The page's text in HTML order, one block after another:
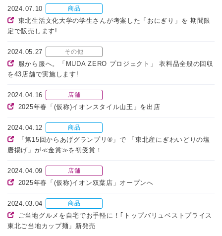
2024.07.10 商品
東北生活文化大学の学生さんが考案した「おにぎり」を 期間限
定で販売します!
2024.05.27 その他
服から服へ。「MUDA ZERO プロジェクト」 衣料品全般の回収
を43店舗で実施します!
2024.04.16 店舗
2025年春「(仮称)イオンスタイル山王」を出店
2024.04.12 商品
「第15回からあげグランプリ®」で 「東北産にぎわいどりの塩
唐揚げ」が≪金賞≫を初受賞！
2024.04.09 店舗
2025年春「(仮称)イオン双葉店」オープンへ
2024.03.04 商品
ご当地グルメを自宅でお手軽に！｢トップバリュベストプライス
東北ご当地カップ麺」新発売